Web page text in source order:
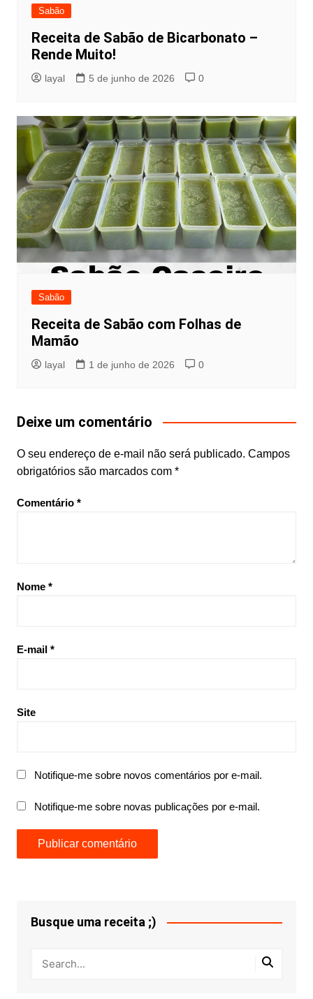
Sabão
Receita de Sabão de Bicarbonato –
Rende Muito!
layal 5 de junho de 2026 0
Sabão
Receita de Sabão com Folhas de
Mamão
layal 1 de junho de 2026 0
Deixe um comentário
O seu endereço de e-mail não será publicado. Campos
obrigatórios são marcados com *
Comentário *
Nome *
E-mail *
Site
Notifique-me sobre novos comentários por e-mail.
Notifique-me sobre novas publicações por e-mail.
Busque uma receita ;)